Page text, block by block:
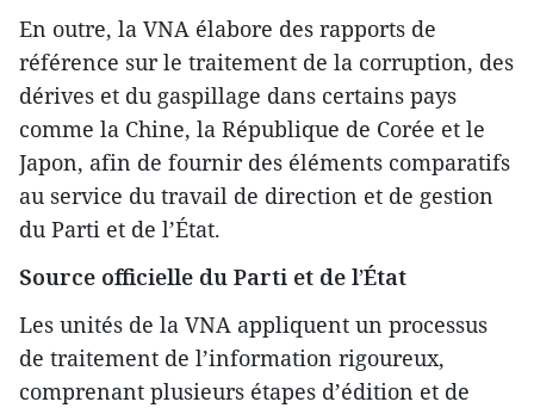
En outre, la VNA élabore des rapports de
référence sur le traitement de la corruption, des
dérives et du gaspillage dans certains pays
comme la Chine, la République de Corée et le
Japon, afin de fournir des éléments comparatifs
au service du travail de direction et de gestion
du Parti et de l’État.
Source officielle du Parti et de l’État
Les unités de la VNA appliquent un processus
de traitement de l’information rigoureux,
comprenant plusieurs étapes d’édition et de